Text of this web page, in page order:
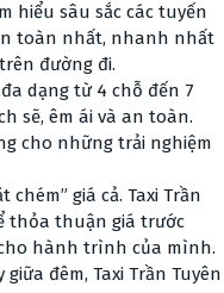
hiểu sâu sắc các tuyến
toàn nhất, nhanh nhất
đường đi.
dạng từ 4 chỗ đến 7
sẽ, êm ái và an toàn.
cho những trải nghiệm
chém” giá cả. Taxi Trần
thỏa thuận giá trước
hành trình của mình.
đêm, Taxi Trần Tuyên